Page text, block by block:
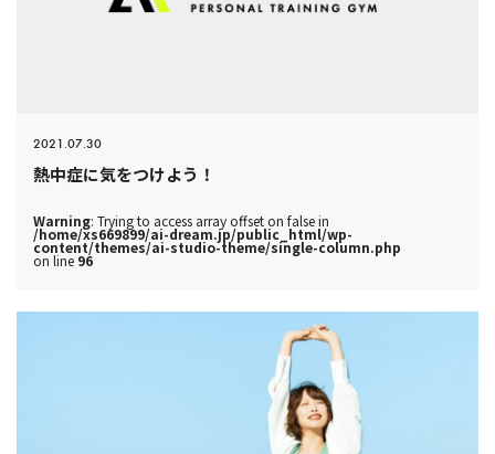
2021.07.30
熱中症に気をつけよう！
Warning: Trying to access array offset on false in
/home/xs669899/ai-dream.jp/public_html/wp-
content/themes/ai-studio-theme/single-column.php
on line 96